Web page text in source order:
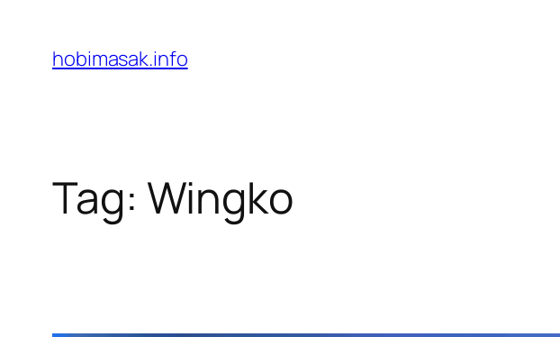
content
hobimasak.info
Tag: Wingko